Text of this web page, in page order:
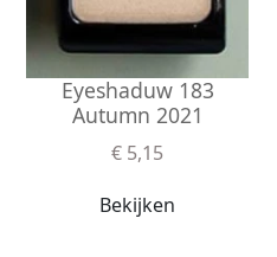
Eyeshaduw 183
Autumn 2021
€ 5,15
Bekijken